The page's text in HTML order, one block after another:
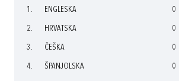
1. ENGLESKA 0
2. HRVATSKA 0
3. ČEŠKA 0
4. ŠPANJOLSKA 0